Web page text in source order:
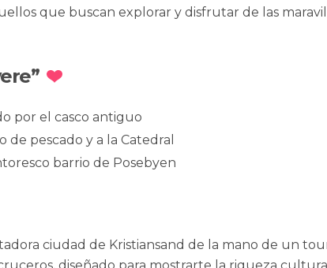
que buscan explorar y disfrutar de las
por el casco antiguo
de pescado y a la Catedral
barrio de Posebyen
ciudad de Kristiansand de la mano de un